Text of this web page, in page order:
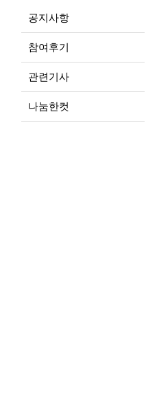
공지사항
참여후기
관련기사
나눔한컷